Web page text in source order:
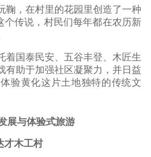
鞠，在村里的花园里创造了一种
个传说，村民们每年都在农历新
着国泰民安、五谷丰登、木匠生
有助于加强社区凝聚力，并日益
验黄化这片土地独特的传统文
展与体验式旅游
才木工村